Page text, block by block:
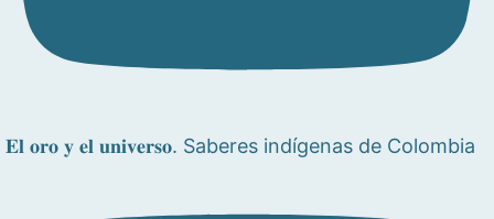
𝐄𝐥 𝐨𝐫𝐨 𝐲 𝐞𝐥 𝐮𝐧𝐢𝐯𝐞𝐫𝐬𝐨. Saberes indígenas de Colombia